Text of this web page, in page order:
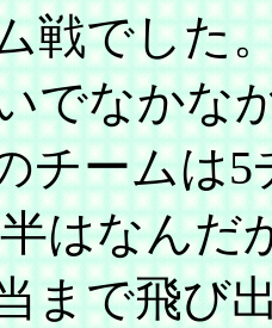
戦でした
でなかな
チームは5
はなんだ
まで飛び